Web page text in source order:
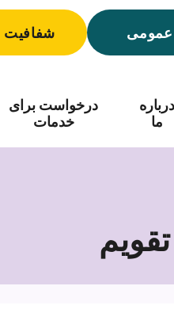
شفافیت عمومی
درخواست برای
خدمات
درباره
ما
تقویم